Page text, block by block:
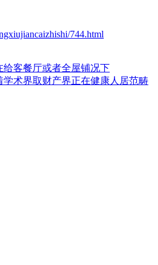
744.html
给客餐厅或者全屋铺况下
学术界取财产界正在健康人居范畴